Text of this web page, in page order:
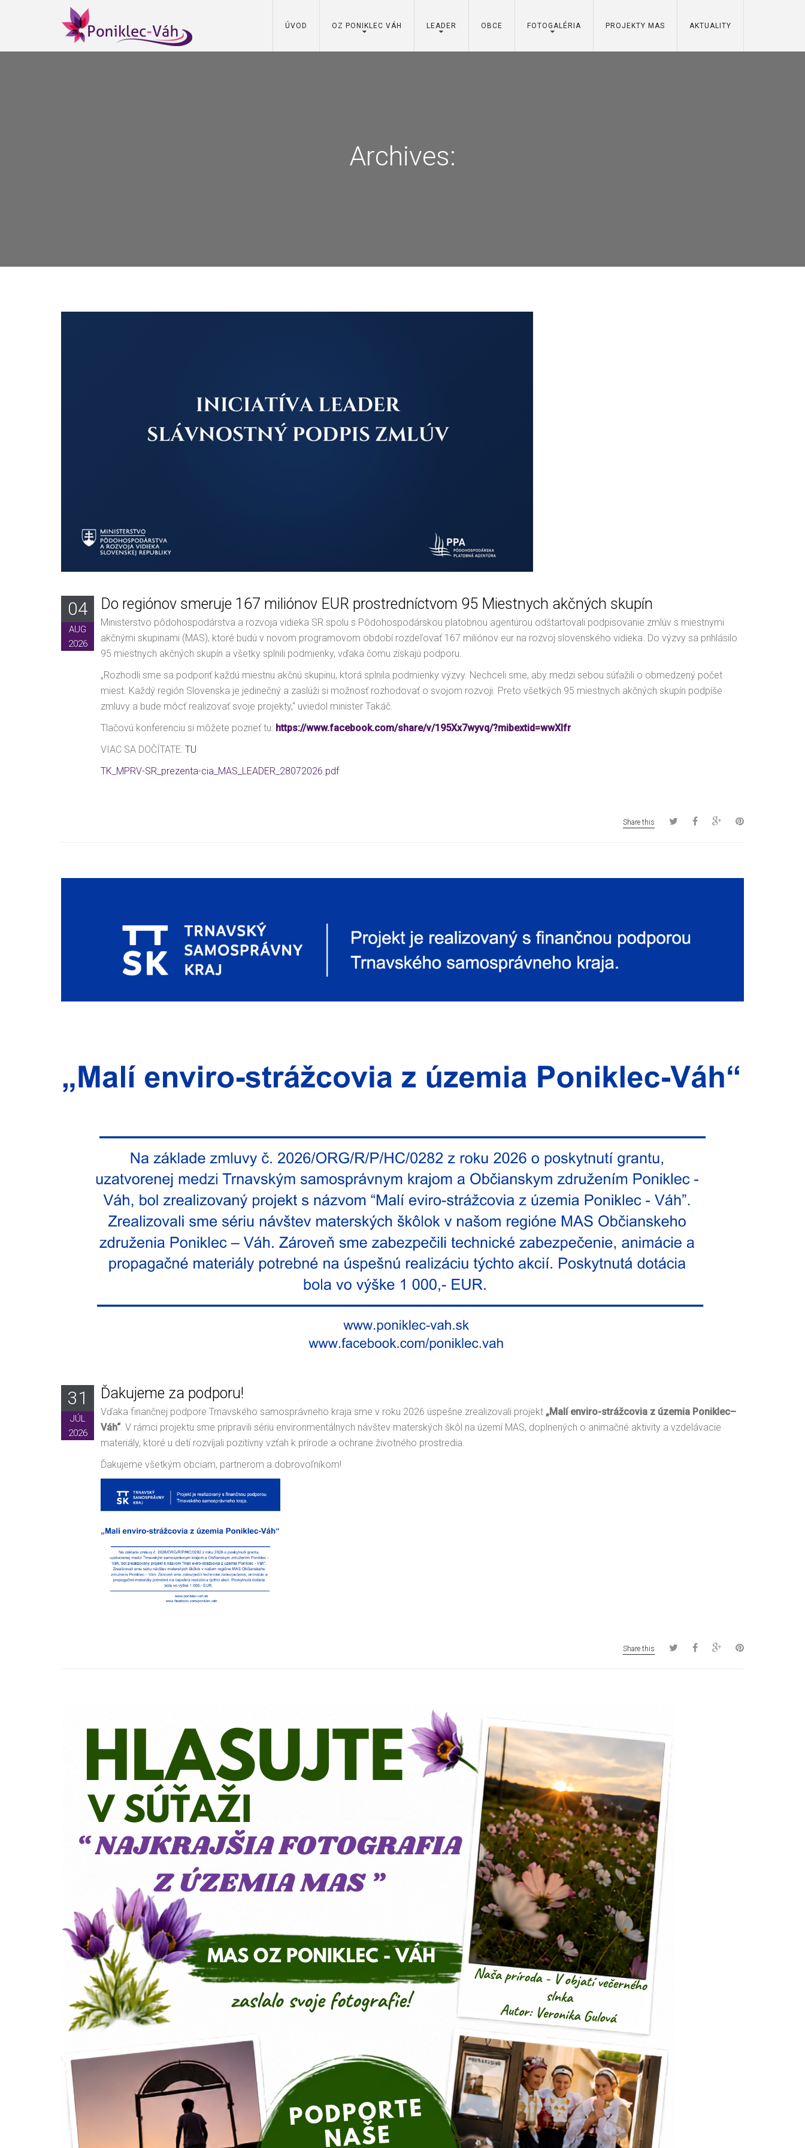
ÚVOD OZ PONIKLEC VÁH LEADER OBCE FOTOGALÉRIA PROJEKTY MAS AKTUALITY
Archives:
04
AUG
2026
Do regiónov smeruje 167 miliónov EUR prostredníctvom 95 Miestnych akčných skupín
Ministerstvo pôdohospodárstva a rozvoja vidieka SR spolu s Pôdohospodárskou platobnou agentúrou odštartovali podpisovanie zmlúv s miestnymi
akčnými skupinami (MAS), ktoré budú v novom programovom období rozdeľovať 167 miliónov eur na rozvoj slovenského vidieka. Do výzvy sa prihlásilo
95 miestnych akčných skupín a všetky splnili podmienky, vďaka čomu získajú podporu.
„Rozhodli sme sa podporiť každú miestnu akčnú skupinu, ktorá splnila podmienky výzvy. Nechceli sme, aby medzi sebou súťažili o obmedzený počet
miest. Každý región Slovenska je jedinečný a zaslúži si možnosť rozhodovať o svojom rozvoji. Preto všetkých 95 miestnych akčných skupín podpíše
zmluvy a bude môcť realizovať svoje projekty,“ uviedol minister Takáč.
Tlačovú konferenciu si môžete pozrieť tu: https://www.facebook.com/share/v/195Xx7wyvq/?mibextid=wwXIfr
VIAC SA DOČÍTATE: TU
TK_MPRV-SR_prezenta-cia_MAS_LEADER_28072026.pdf
Share this
31
JÚL
2026
Ďakujeme za podporu!
Vďaka finančnej podpore Trnavského samosprávneho kraja sme v roku 2026 úspešne zrealizovali projekt „Malí enviro-strážcovia z územia Poniklec–
Váh“. V rámci projektu sme pripravili sériu environmentálnych návštev materských škôl na území MAS, doplnených o animačné aktivity a vzdelávacie
materiály, ktoré u detí rozvíjali pozitívny vzťah k prírode a ochrane životného prostredia.
Ďakujeme všetkým obciam, partnerom a dobrovoľníkom!
Share this